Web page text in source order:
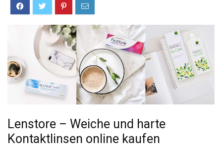
Lenstore – Weiche und harte
Kontaktlinsen online kaufen